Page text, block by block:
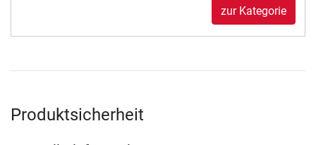
zur Kategorie
Produktsicherheit